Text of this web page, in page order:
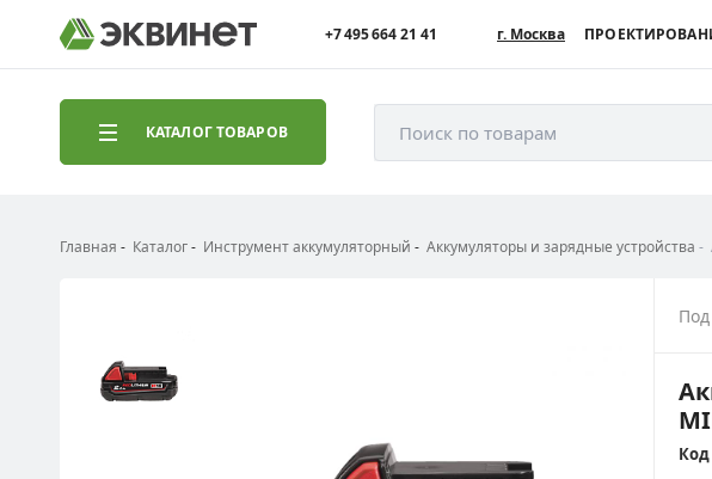
+7 495 664 21 41 г. Москва
КАТАЛОГ ТОВАРОВ Поиск по товарам
Главная Каталог Инструмент аккумуляторный Аккумуляторы и зарядные устройства
Под
Код